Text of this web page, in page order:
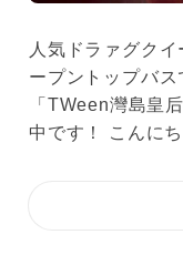
人気ドラァグク
ープントップバ
「TWeen灣島皇
中です！ こんにち